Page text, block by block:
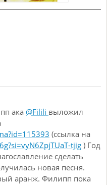
ака @Filili выложил
(ссылка на
tjig ) Год
сделать
новая песня.
аранж. Филипп пока